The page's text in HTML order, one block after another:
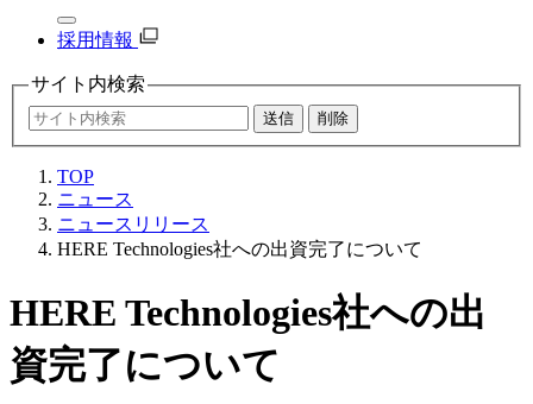
採用情報
サイト内検索
TOP
ニュース
ニュースリリース
HERE Technologies社への出資完了について
HERE Technologies社への出
資完了について